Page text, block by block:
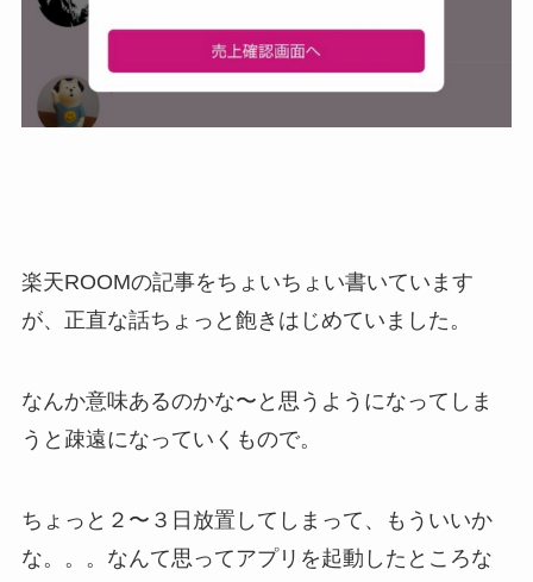
楽天ROOMの記事をちょいちょい書いています
が、正直な話ちょっと飽きはじめていました。
なんか意味あるのかな〜と思うようになってしま
うと疎遠になっていくもので。
ちょっと２〜３日放置してしまって、もういいか
な。。。なんて思ってアプリを起動したところな